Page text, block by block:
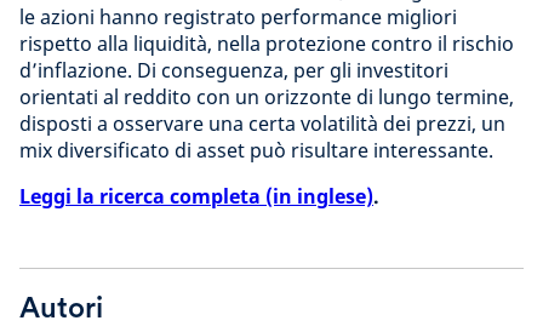
le azioni hanno registrato performance migliori
rispetto alla liquidità, nella protezione contro il rischio
d’inflazione. Di conseguenza, per gli investitori
orientati al reddito con un orizzonte di lungo termine,
disposti a osservare una certa volatilità dei prezzi, un
mix diversificato di asset può risultare interessante.
Leggi la ricerca completa (in inglese).
Autori